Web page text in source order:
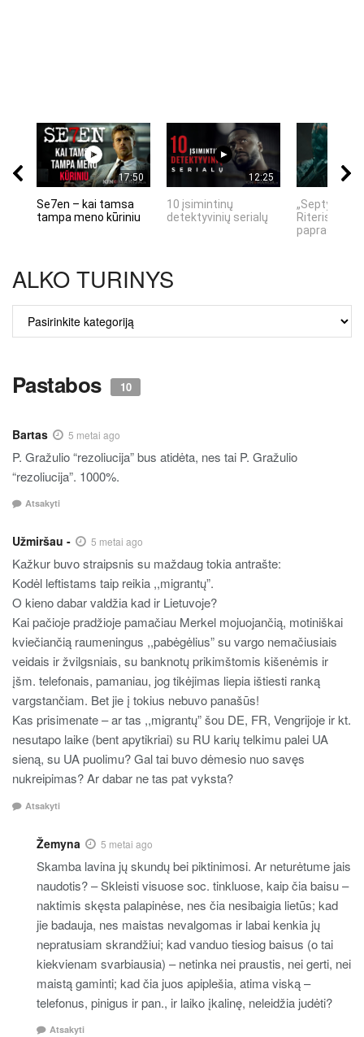
17:50
Se7en – kai tamsa
tampa meno kūriniu
12:25
10 įsimintinų
detektyvinių serialų
„Septynių
Riteris" – kai
ALKO TURINYS
TURINYS
Pastabos 10
Bartas 5 metai ago
P. Gražulio “rezoliucija” bus atidėta, nes tai P. Gražulio
“rezoliucija”. 1000%.
Atsakyti
Užmiršau - 5 metai ago
Kažkur buvo straipsnis su maždaug tokia antrašte:
Kodėl leftistams taip reikia ,,migrantų”.
O kieno dabar valdžia kad ir Lietuvoje?
Kai pačioje pradžioje pamačiau Merkel mojuojančią, motiniškai
kviečiančią raumeningus ,,pabėgėlius” su vargo nemačiusiais
veidais ir žvilgsniais, su banknotų prikimštomis kišenėmis ir
įšm. telefonais, pamaniau, jog tikėjimas liepia ištiesti ranką
vargstančiam. Bet jie į tokius nebuvo panašūs!
Kas prisimenate – ar tas ,,migrantų” šou DE, FR, Vengrijoje ir kt.
nesutapo laike (bent apytikriai) su RU karių telkimu palei UA
sieną, su UA puolimu? Gal tai buvo dėmesio nuo savęs
nukreipimas? Ar dabar ne tas pat vyksta?
Atsakyti
Žemyna 5 metai ago
Skamba lavina jų skundų bei piktinimosi. Ar neturėtume jais
naudotis? – Skleisti visuose soc. tinkluose, kaip čia baisu –
naktimis skęsta palapinėse, nes čia nesibaigia lietūs; kad
jie badauja, nes maistas nevalgomas ir labai kenkia jų
nepratusiam skrandžiui; kad vanduo tiesiog baisus (o tai
kiekvienam svarbiausia) – netinka nei praustis, nei gerti, nei
maistą gaminti; kad čia juos apiplešia, atima viską –
telefonus, pinigus ir pan., ir laiko įkalinę, neleidžia judėti?
Atsakyti